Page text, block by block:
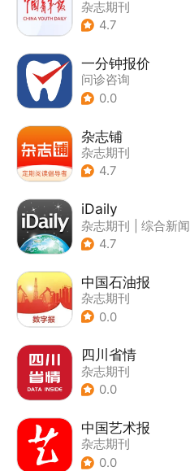
杂志期刊
4.7
一分钟报价
问诊咨询
0.0
杂志铺
杂志期刊
4.7
iDaily
杂志期刊
综合新闻
4.7
中国石油报
杂志期刊
0.0
四川省情
杂志期刊
0.0
中国艺术报
杂志期刊
0.0